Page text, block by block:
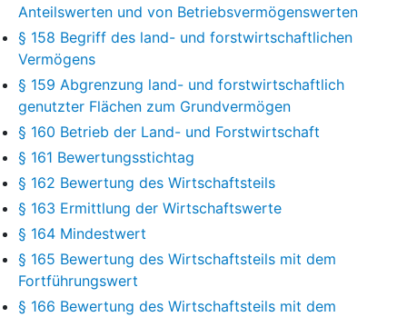
Anteilswerten und von Betriebsvermögenswerten
§ 158 Begriff des land- und forstwirtschaftlichen
Vermögens
§ 159 Abgrenzung land- und forstwirtschaftlich
genutzter Flächen zum Grundvermögen
§ 160 Betrieb der Land- und Forstwirtschaft
§ 161 Bewertungsstichtag
§ 162 Bewertung des Wirtschaftsteils
§ 163 Ermittlung der Wirtschaftswerte
§ 164 Mindestwert
§ 165 Bewertung des Wirtschaftsteils mit dem
Fortführungswert
§ 166 Bewertung des Wirtschaftsteils mit dem